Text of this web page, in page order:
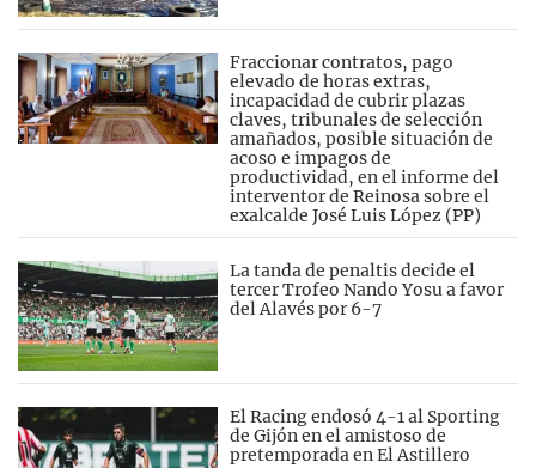
Fraccionar contratos, pago
elevado de horas extras,
incapacidad de cubrir plazas
claves, tribunales de selección
amañados, posible situación de
acoso e impagos de
productividad, en el informe del
interventor de Reinosa sobre el
exalcalde José Luis López (PP)
La tanda de penaltis decide el
tercer Trofeo Nando Yosu a favor
del Alavés por 6-7
El Racing endosó 4-1 al Sporting
de Gijón en el amistoso de
pretemporada en El Astillero